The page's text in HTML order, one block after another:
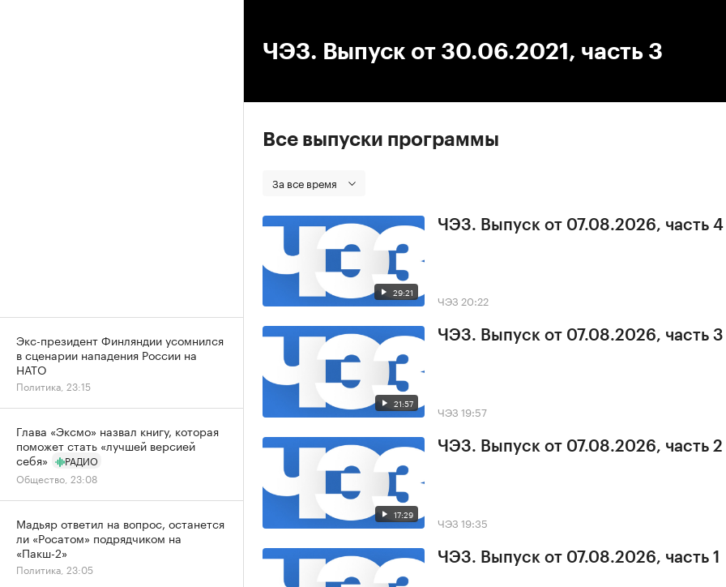
ЧЭЗ. Выпуск от 30.06.2021, часть 3
Все выпуски программы
За все время
29:21
ЧЭЗ. Выпуск от 07.08.2026, часть 4
ЧЭЗ 20:22
21:57
ЧЭЗ. Выпуск от 07.08.2026, часть 3
ЧЭЗ 19:57
17:29
ЧЭЗ. Выпуск от 07.08.2026, часть 2
ЧЭЗ 19:35
ЧЭЗ. Выпуск от 07.08.2026, часть 1
Экс-президент Финляндии усомнился
в сценарии нападения России на
НАТО
Политика, 23:15
Глава «Эксмо» назвал книгу, которая
поможет стать «лучшей версией
себя»
РАДИО
Общество, 23:08
Мадьяр ответил на вопрос, останется
ли «Росатом» подрядчиком на
«Пакш-2»
Политика, 23:05